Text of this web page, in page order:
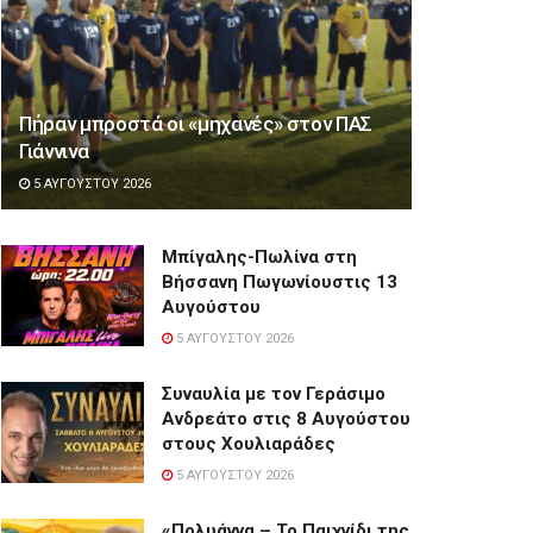
Πήραν μπροστά οι «μηχανές» στον ΠΑΣ
Γιάννινα
5 ΑΥΓΟΎΣΤΟΥ 2026
Μπίγαλης-Πωλίνα στη
Βήσσανη Πωγωνίουστις 13
Αυγούστου
5 ΑΥΓΟΎΣΤΟΥ 2026
Συναυλία με τον Γεράσιμο
Ανδρεάτο στις 8 Αυγούστου
στους Χουλιαράδες
5 ΑΥΓΟΎΣΤΟΥ 2026